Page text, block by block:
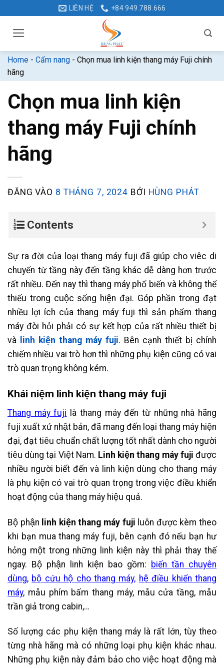
dung
LIÊN HỆ +84 949.788.666
Home - Cẩm nang - Chọn mua linh kiện thang máy Fuji chính
hãng
Chọn mua linh kiện
thang máy Fuji chính
hãng
ĐĂNG VÀO 8 THÁNG 7, 2024 BỞI HÙNG PHÁT
Contents
Sự ra đời của loại thang máy fuji đã giúp cho viêc di
chuyển từ tầng này đến tầng khác dễ dàng hơn trước
rất nhiều. Đến nay thì thang máy phổ biến và không thể
thiếu trong cuộc sống hiện đại. Góp phần trong đạt
nhiều lợi ích của thang máy fuji thì sản phẩm thang
máy đòi hỏi phải có sự kết hợp của rất nhiều thiết bị
và
linh kiện thang máy fuji. Bên cạnh thiết bị chính
chiếm nhiều vai trò hơn thì những phụ kiện cũng có vai
trò quan trọng không kém.
Khái niệm linh kiện thang máy fuji
Thang máy fuji là thang máy đến từ những nhà hãng
fuji xuất xứ nhật bản, đã mang đến loại thang máy hiện
đại, đạt tiêu chuẩn chất lượng tốt nhất dành cho người
tiêu dùng tại Việt Nam. Linh kiện thang máy fuji được
nhiều người biết đến và linh kiện dùng cho thang máy
là phụ kiện có vai trò quan trọng trong việc điều khiển
hoạt động của thang máy hiệu quả.
Bộ phận linh kiện thang máy fuji luôn được kèm theo
khi bạn mua thang máy fuji, bên cạnh đó nếu bạn hư
hỏng một trong những linh kiện này thì phải thay thế
ngay. Bộ phận linh kiện bao gồm: biến tần chuyên
dùng, bộ cứu hộ cho thang máy, hệ điều khiển thang
máy, mẫu phím bấm thang máy, mẫu cửa tầng, mẫu
trần giả trong cabin,…
Số lượng các phụ kiện thang máy là rất lớn, tùy theo
từng nhà hãng mà có những loại phụ kiện khác nhau.
Những phụ kiện này đảm bảo cho việc hoạt động mà